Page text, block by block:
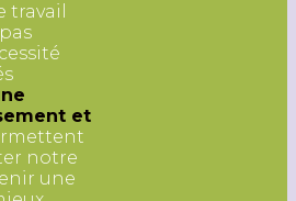
travail
et
notre
une